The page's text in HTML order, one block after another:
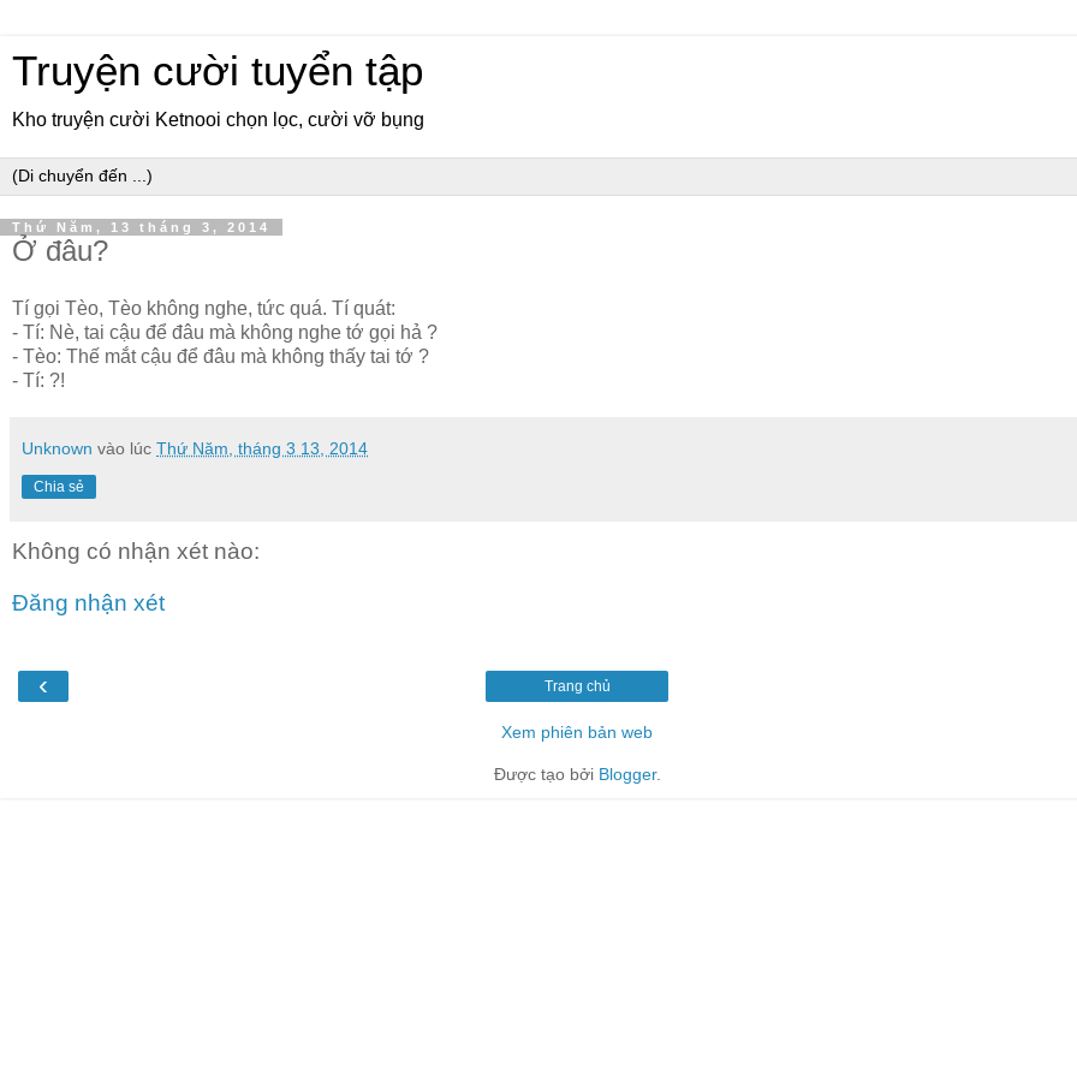
Truyện cười tuyển tập
Kho truyện cười Ketnooi chọn lọc, cười vỡ bụng
Thứ Năm, 13 tháng 3, 2014
Ở đâu?
Tí gọi Tèo, Tèo không nghe, tức quá. Tí quát:
- Tí: Nè, tai cậu để đâu mà không nghe tớ gọi hả ?
- Tèo: Thế mắt cậu để đâu mà không thấy tai tớ ?
- Tí: ?!
Unknown vào lúc Thứ Năm, tháng 3 13, 2014
Chia sẻ
Không có nhận xét nào:
Đăng nhận xét
‹ Trang chủ
Xem phiên bản web
Được tạo bởi Blogger.